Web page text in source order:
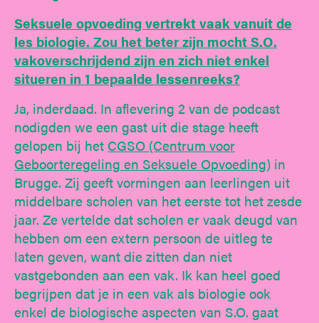
Seksuele opvoeding vertrekt vaak vanuit de
les biologie. Zou het beter zijn mocht S.O.
vakoverschrijdend zijn en zich niet enkel
situeren in 1 bepaalde lessenreeks?
Ja, inderdaad. In aflevering 2 van de podcast
nodigden we een gast uit die stage heeft
gelopen bij het CGSO (Centrum voor
Geboorteregeling en Seksuele Opvoeding) in
Brugge. Zij geeft vormingen aan leerlingen uit
middelbare scholen van het eerste tot het zesde
jaar. Ze vertelde dat scholen er vaak deugd van
hebben om een extern persoon de uitleg te
laten geven, want die zitten dan niet
vastgebonden aan een vak. Ik kan heel goed
begrijpen dat je in een vak als biologie ook
enkel de biologische aspecten van S.O. gaat